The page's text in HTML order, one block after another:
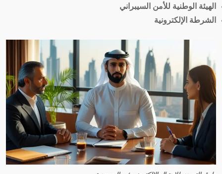
الهيئة الوطنية للأمن السيبراني
الشرطة الإلكترونية